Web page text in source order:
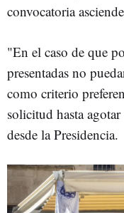
convocatoria
"En el caso de que
presentadas no
como criterio
solicitud hasta
desde la Presidencia.